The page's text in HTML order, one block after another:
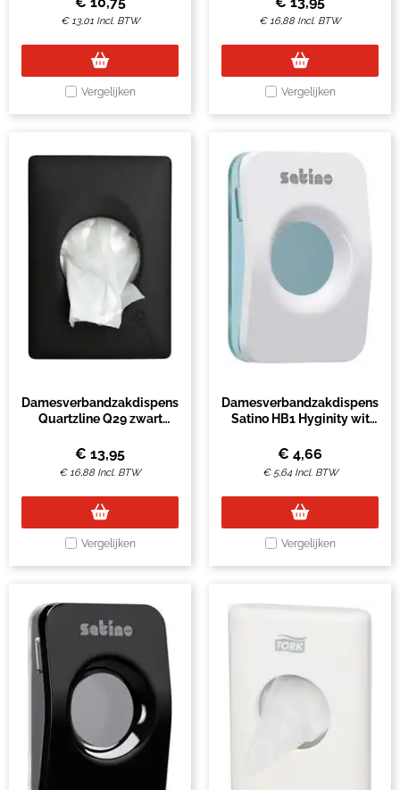
€13,01 Incl. BTW
Vergelijken
€16,88 Incl. BTW
Vergelijken
Damesverbandzakdispenser
Quartzline Q29 zwart
€ 13,95
€16,88 Incl. BTW
Vergelijken
Damesverbandzakdispenser
Satino HB1 Hyginity wit
€ 4,66
€ 5,64 Incl. BTW
Vergelijken